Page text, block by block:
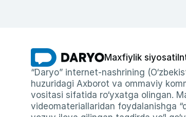
Maxfiylik siyosati
“Daryo” internet-nashrining
huzuridagi Axborot va ommaviy
vositasi sifatida ro‘yxatga olingan.
videomateriallaridan foydalanishga